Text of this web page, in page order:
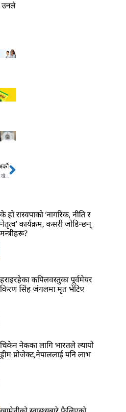
उनले
झगडा गर्ने, सिघौरी खेल्ने, भूईँ खोस्रिने बानी परेकाहरु हटेः प्रधानमन्त्री ओली Next
के हो रास्वपाको ‘नागरिक, नीति र
नेतृत्व’ कार्यक्रम, कसरी जोडिन्छन्
मन्त्रीहरू?
हराइरहेका कपिलवस्तुका पूर्वमेयर
किरण सिंह जंगलमा मृत भेटिए
चिकेन नेकका लागि भारतले ल्यायो
ड्रीम प्रोजेक्ट,नेपाललाई पनि लाभ